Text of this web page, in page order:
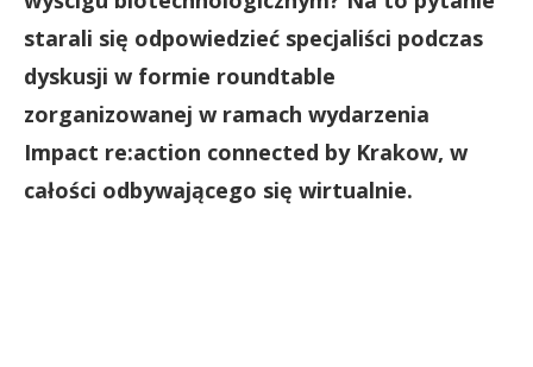
starali się odpowiedzieć specjaliści podczas
dyskusji w formie roundtable
zorganizowanej w ramach wydarzenia
Impact re:action connected by Krakow, w
całości odbywającego się wirtualnie.